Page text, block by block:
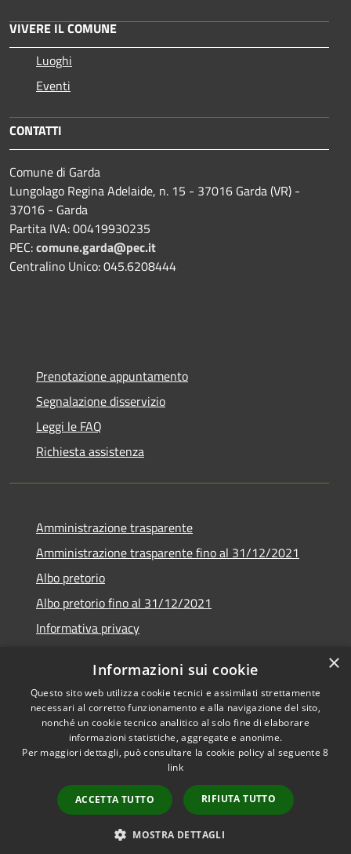
VIVERE IL COMUNE
Luoghi
Eventi
CONTATTI
Comune di Garda
Lungolago Regina Adelaide, n. 15 - 37016 Garda (VR) -
37016 - Garda
Partita IVA: 00419930235
PEC:comune.garda@pec.it
Centralino Unico: 045.6208444
Prenotazione appuntamento
Segnalazione disservizio
Leggi le FAQ
Richiesta assistenza
Amministrazione trasparente
Amministrazione trasparente fino al 31/12/2021
Albo pretorio
Albo pretorio fino al 31/12/2021
Informativa privacy
Dichiarazione di accessibilità
RSS
Copyright © 2026 • Comune di
Municipium•
Accesso
redazione
×
Informazioni sui cookie
Questo sito web utilizza cookie tecnici e assimilati strettamente
necessari al corretto funzionamento e alla navigazione del sito,
nonché un cookie tecnico analitico al solo fine di elaborare
informazioni statistiche, aggregate e anonime.
Per maggiori dettagli, può consultare la cookie policy al seguente8
link
ACCETTA TUTTO RIFIUTA TUTTO
MOSTRA DETTAGLI